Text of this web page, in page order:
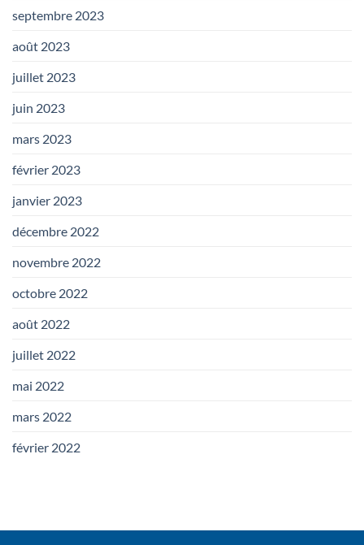
septembre 2023
août 2023
juillet 2023
juin 2023
mars 2023
février 2023
janvier 2023
décembre 2022
novembre 2022
octobre 2022
août 2022
juillet 2022
mai 2022
mars 2022
février 2022